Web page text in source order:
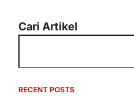
Cari Artikel
RECENT POSTS